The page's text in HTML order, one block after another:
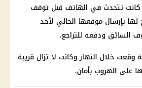
كانت تتحدث في الهاتف قبل توقف
بإرسال موقعها الحالي لأحد
السائق ودفعه للتراجع.
وقعت خلال النهار وكانت لا تزال قريبة
على الهروب بأمان.